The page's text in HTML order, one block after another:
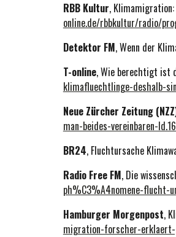
RBB Kultur, Klimamigration:
online.de/rbbkultur/radio/
Detektor FM, Wenn der
T-online, Wie berechtigt ist
klimafluechtlinge-deshalb-
Neue Zürcher Zeitung
man-beides-vereinbaren-
BR24, Fluchtursache
Radio Free FM, Die
ph%C3%A4nomene-flucht-
Hamburger Morgenpost,
migration-forscher-